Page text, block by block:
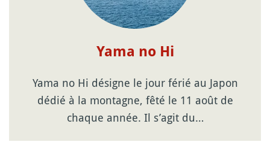
Yama no Hi
Yama no Hi désigne le jour férié au Japon
dédié à la montagne, fêté le 11 août de
chaque année. Il s’agit du…